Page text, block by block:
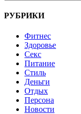
РУБРИКИ
Фитнес
Здоровье
Секс
Питание
Стиль
Деньги
Отдых
Персона
Новости